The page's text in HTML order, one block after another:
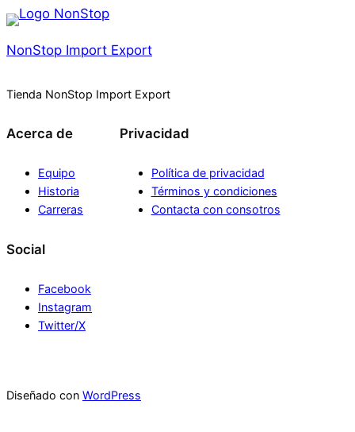
NonStop Import Export
Tienda NonStop Import Export
Acerca de
Equipo
Historia
Carreras
Privacidad
Política de privacidad
Términos y condiciones
Contacta con consotros
Social
Facebook
Instagram
Twitter/X
Diseñado con WordPress